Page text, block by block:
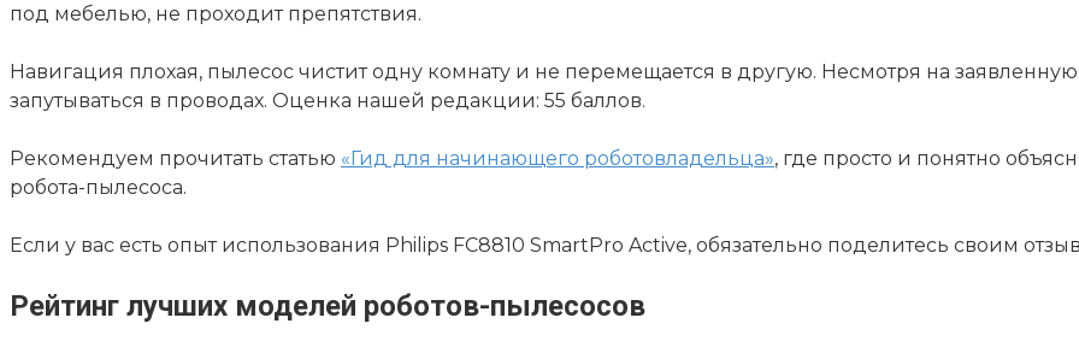
под мебелью, не проходит препятствия.
Навигация плохая, пылесос чистит одну комнату и не перемещается в другую. Несмотря на
запутываться в проводах. Оценка нашей редакции: 55 баллов.
Рекомендуем прочитать статью «Гид для начинающего роботовладельца», где просто и понятно
робота-пылесоса.
Если у вас есть опыт использования Philips FC8810 SmartPro Active, обязательно поделитесь своим
Рейтинг лучших моделей роботов-пылесосов